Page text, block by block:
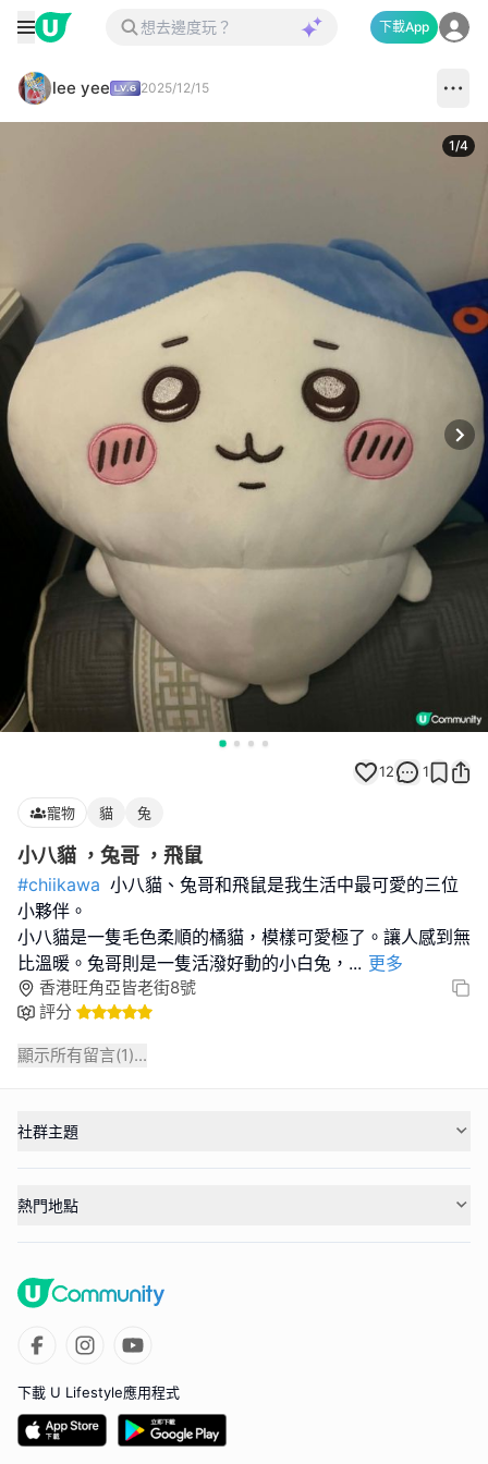
下載App
lee yee 2025/12/15
1/4
12 1
寵物 貓 兔
小八貓 ，兔哥 ，飛鼠
#chiikawa 小八貓、兔哥和飛鼠是我生活中最可愛的三位
小夥伴。
小八貓是一隻毛色柔順的橘貓，模樣可愛極了。讓人感到無
比溫暖。兔哥則是一隻活潑好動的小白兔， ... 更多
香港旺角亞皆老街8號
評分
顯示所有留言(1)...
社群主題
熱門地點
下載 U Lifestyle應用程式